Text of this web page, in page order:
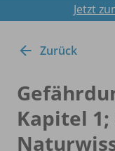
Jetzt
Zurück
Kapitel 1;